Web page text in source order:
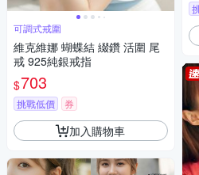
可調式戒圍
維克維娜 蝴蝶結 綴鑽 活圍 尾
戒 925純銀戒指
$703
挑戰低價 券
加入購物車